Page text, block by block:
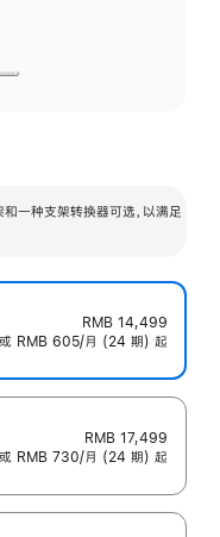
一种支架转换器可选，以满足
RMB 14,499
或 RMB 605/月 (24 期) 起
RMB 17,499
或 RMB 730/月 (24 期) 起